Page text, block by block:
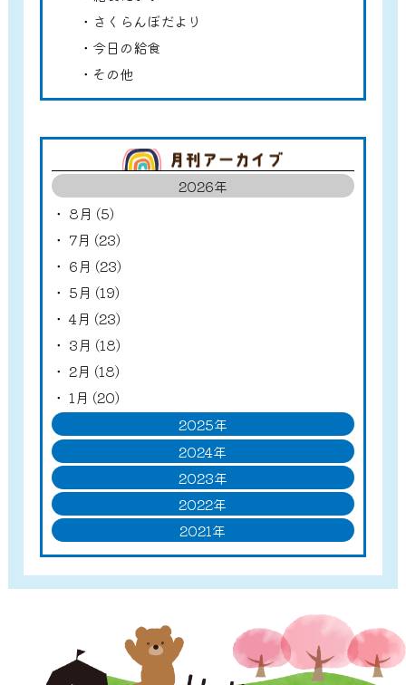
さくらんぼだより
今日の給食
その他
2026年
8月 (5)
7月 (23)
6月 (23)
5月 (19)
4月 (23)
3月 (18)
2月 (18)
1月 (20)
2025年
2024年
2023年
2022年
2021年